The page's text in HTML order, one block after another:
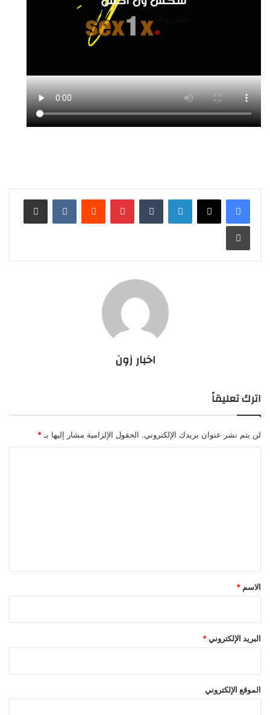
لينكدإن بينتيريست مشاركة عبر البريد
طباعة
اخبار زون
اترك تعليقاً
لن يتم نشر عنوان بريدك الإلكتروني. الحقول الإلزامية مشار إليها بـ *
*
الاسم *
البريد الإلكتروني *
الموقع الإلكتروني